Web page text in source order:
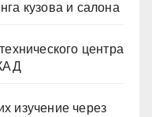
кузова и салона
центра
изучение через